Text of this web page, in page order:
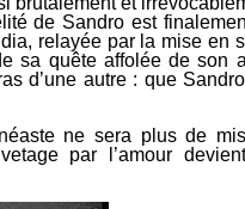
de Sandro est
relayée par la mise en
sa quête affolée de son
d’une autre : que
ne sera plus de
par l’amour